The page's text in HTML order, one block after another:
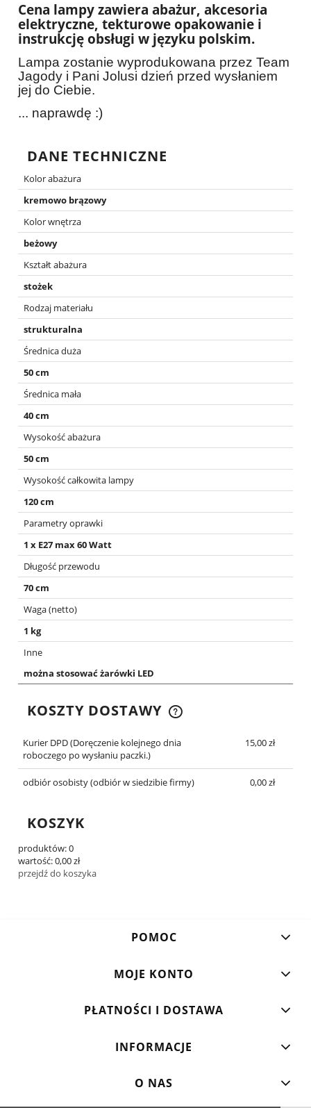
Cena lampy zawiera abażur, akcesoria
elektryczne, tekturowe opakowanie i
instrukcję obsługi w języku polskim.
Lampa zostanie wyprodukowana przez Team
Jagody i Pani Jolusi dzień przed wysłaniem
jej do Ciebie.
... naprawdę :)
DANE TECHNICZNE
Kolor abażura
kremowo brązowy
Kolor wnętrza
beżowy
Kształt abażura
stożek
Rodzaj materiału
strukturalna
Średnica duża
50 cm
Średnica mała
40 cm
Wysokość abażura
50 cm
Wysokość całkowita lampy
120 cm
Parametry oprawki
1 x E27 max 60 Watt
Długość przewodu
70 cm
Waga (netto)
1 kg
Inne
można stosować żarówki LED
KOSZTY DOSTAWY
CENA NIE ZAWIERA EWENTUALNYCH KOSZTÓW
Kurier DPD(Doręczenie kolejnego dnia
roboczego po wysłaniu paczki.)
15,00 zł
odbiór osobisty(odbiór w siedzibie firmy) 0,00 zł
KOSZYK
produktów:0
wartość:0,00 zł
przejdź do koszyka
POMOC
MOJE KONTO
PŁATNOŚCI I DOSTAWA
INFORMACJE
O NAS